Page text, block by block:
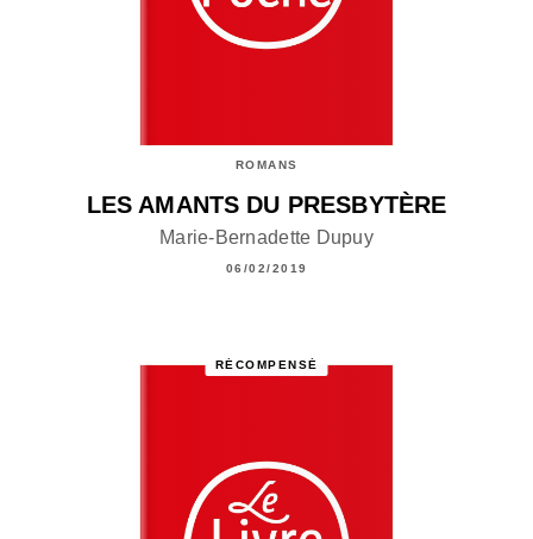
ROMANS
LES AMANTS DU PRESBYTÈRE
Marie-Bernadette Dupuy
06/02/2019
RÉCOMPENSÉ